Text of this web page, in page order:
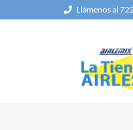
Llámenos al